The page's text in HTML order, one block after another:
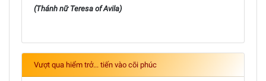
(Thánh nữ Teresa of Avila)
Vượt qua hiểm trở... tiến vào cõi phúc